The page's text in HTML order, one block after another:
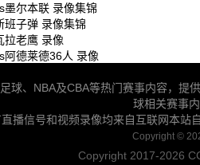
尔本联 录像集锦
班子弹 录像集锦
拉老鹰 录像
阿德莱德36人 录像
球、NBA及CBA等热门赛事内容，
球相关赛事
播信号和视频录像均来自互联网本站
Copyright ©
Copyright 2017-2026